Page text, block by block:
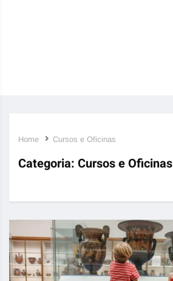
Home Cursos e Oficinas
Categoria: Cursos e Oficinas